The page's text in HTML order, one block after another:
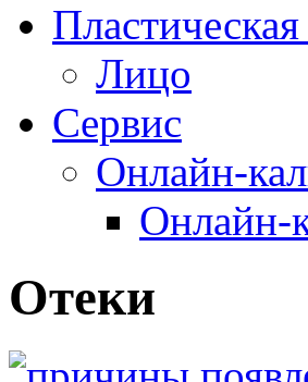
Лицо
Сервис
Онлайн-
Онлайн-
Отеки